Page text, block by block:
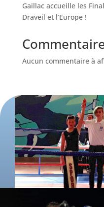
Gaillac accueille les
Draveil et l’Europe !
Aucun commentaire à